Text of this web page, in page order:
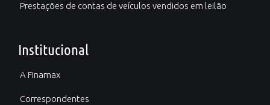
Prestações de contas de veículos vendidos em leilão
Institucional
A Finamax
Correspondentes